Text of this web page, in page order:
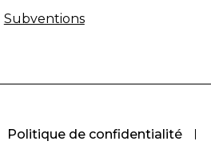
Subventions
Politique de confidentialité